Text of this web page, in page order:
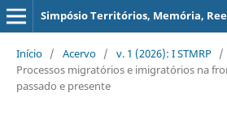
Início / Acervo / v. 1 (2026): I STMRP /
Processos migratórios e imigratórios na
passado e presente